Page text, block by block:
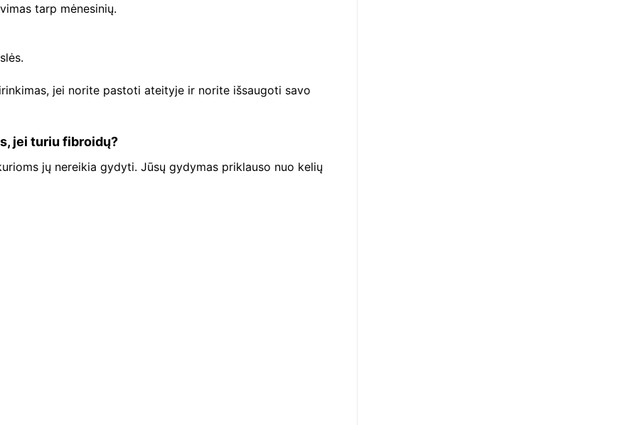
tarp mėnesinių.
jei norite pastoti ateityje ir norite išsaugoti savo
jei turiu fibroidų?
jų nereikia gydyti. Jūsų gydymas priklauso nuo kelių